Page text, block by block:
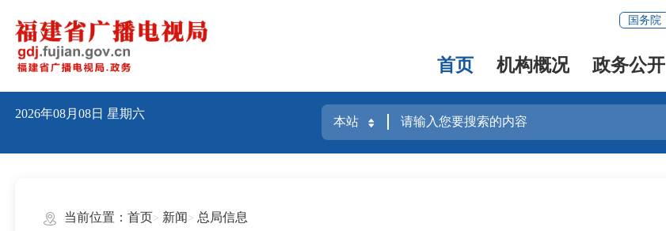
国务院
首页 机构概况 政务公开
2026年08月08日 星期六
当前位置： 首页 新闻 总局信息